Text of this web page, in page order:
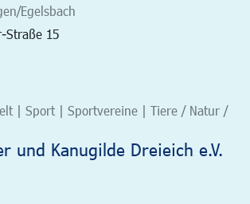
Egelsbach
Straße 15
| Sport | Sportvereine | Tiere / Natur /
und Kanugilde Dreieich e.V.